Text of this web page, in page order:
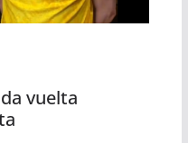
vuelta